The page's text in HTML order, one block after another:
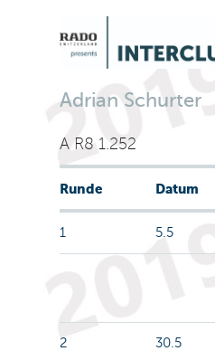
Adrian Schurter
A R8 1.252
Runde Datum
1 5.5
2 30.5